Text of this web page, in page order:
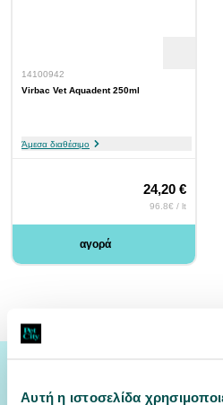
Αυτή η ιστοσελίδα
14100942
Virbac Vet Aquadent 250ml
Άμεσα διαθέσιμο
24,20 €
96.8€ / lt
αγορά